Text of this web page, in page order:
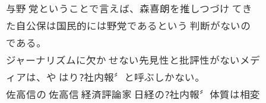
与野 党ということで言えば、森喜朗を推しつづけ てき
た自公保は国民的には野党であるという 判断がないの
である。
ジャーナリズムに欠か せない先見性と批評性がないメデ
ィアは、や はり?社内報〞と呼ぶしかない。
佐高信の 佐高信 経済評論家 日経の?社内報〞体質は相変